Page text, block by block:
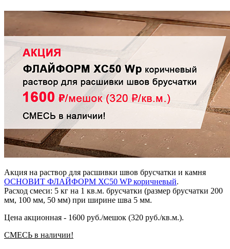
Акция на раствор для расшивки швов брусчатки и камня
ОСНОВИТ ФЛАЙФОРМ ХС50 WP коричневый.
Расход смеси: 5 кг на 1 кв.м. брусчатки (размер брусчатки 200
мм, 100 мм, 50 мм) при ширине шва 5 мм.
Цена акционная - 1600 руб./мешок (320 руб./кв.м.).
СМЕСЬ в наличии!